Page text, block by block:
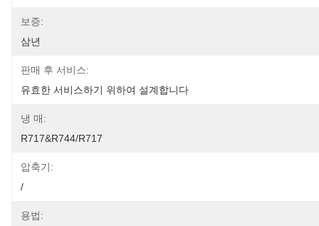
보증:
삼년
판매 후 서비스:
유효한 서비스하기 위하여 설계합니다
냉 매:
R717&R744/R717
압축기:
/
용법: